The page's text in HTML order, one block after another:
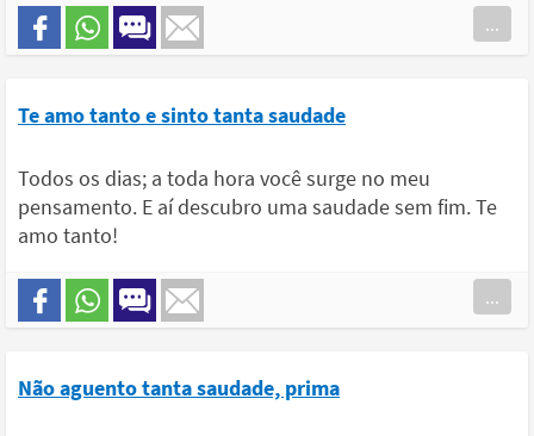
...
Te amo tanto e sinto tanta saudade
Todos os dias; a toda hora você surge no meu
pensamento. E aí descubro uma saudade sem fim. Te
amo tanto!
...
Não aguento tanta saudade, prima